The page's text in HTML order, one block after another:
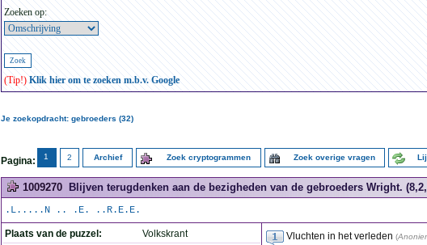
Zoeken op:
(Tip!) Klik hier om te zoeken m.b.v. Google
Je zoekopdracht: gebroeders (32)
Pagina: 1 2 Archief Zoek cryptogrammen Zoek overige vragen
1009270 Blijven terugdenken aan de bezigheden van de gebroeders Wright.
.L.....N .. .E. ..R.E.E.
Plaats van de puzzel:
Volkskrant
Vluchten in het verleden (